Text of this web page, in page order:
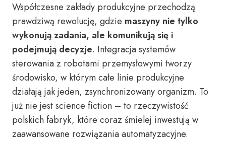
Współczesne zakłady produkcyjne przechodzą
prawdziwą rewolucję, gdzie maszyny nie tylko
wykonują zadania, ale komunikują się i
podejmują decyzje. Integracja systemów
sterowania z robotami przemysłowymi tworzy
środowisko, w którym całe linie produkcyjne
działają jak jeden, zsynchronizowany organizm. To
już nie jest science fiction – to rzeczywistość
polskich fabryk, które coraz śmielej inwestują w
zaawansowane rozwiązania automatyzacyjne.